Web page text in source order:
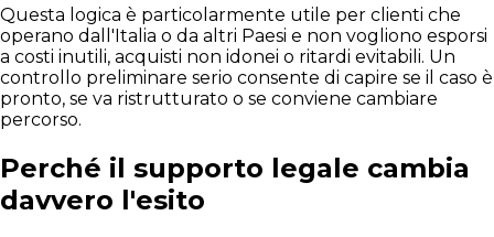
Questa logica è particolarmente utile per clienti che
operano dall'Italia o da altri Paesi e non vogliono esporsi
a costi inutili, acquisti non idonei o ritardi evitabili. Un
controllo preliminare serio consente di capire se il caso è
pronto, se va ristrutturato o se conviene cambiare
percorso.
Perché il supporto legale cambia
davvero l'esito